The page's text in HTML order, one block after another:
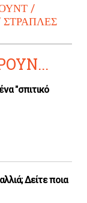
ΣΤΡΑΠΛΕΣ
"σπιτικό
Δείτε ποια